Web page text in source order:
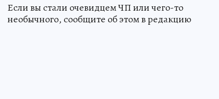
Если вы стали очевидцем ЧП или чего-то
необычного, сообщите об этом в редакцию